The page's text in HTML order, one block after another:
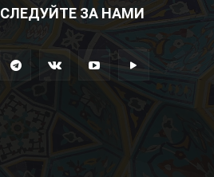
СЛЕДУЙТЕ ЗА НАМИ